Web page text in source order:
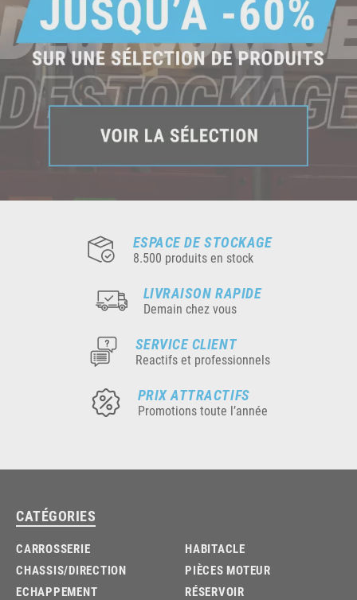
ESPACE DE STOCKAGE
8.500 produits en stock
LIVRAISON RAPIDE
Demain chez vous
SERVICE CLIENT
Reactifs et professionnels
PRIX ATTRACTIFS
Promotions toute l’année
CATÉGORIES
CARROSSERIE
CHASSIS/DIRECTION
ECHAPPEMENT
HABITACLE
PIÈCES MOTEUR
RÉSERVOIR